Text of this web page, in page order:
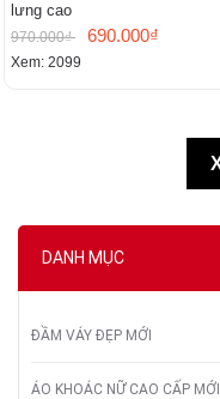
DANH MỤC
ĐẦM VÁY ĐẸP MỚI
ÁO KHOÁC NỮ CAO CẤP MỚI
lưng cao
970.000₫ 690.000₫
Xem: 2099